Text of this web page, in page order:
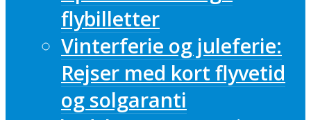
flybilletter
Vinterferie og juleferie:
Rejser med kort flyvetid
og solgaranti